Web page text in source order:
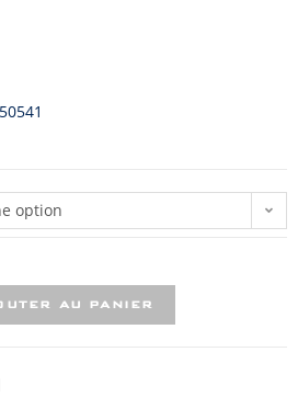
option
AU PANIER